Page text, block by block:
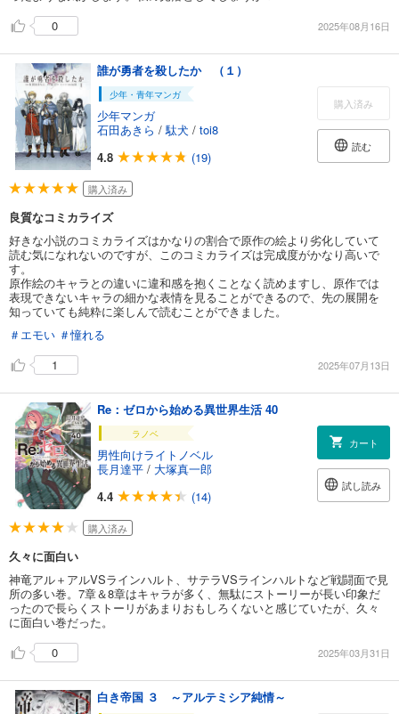
0
2025年08月16日
誰が勇者を殺したか （１）
少年・青年マンガ
少年マンガ
石田あきら /駄犬 / toi8
4.8
(19)
購入済み
読む
購入済み
良質なコミカライズ
好きな小説のコミカライズはかなりの割合で原作の絵より劣化していて
読む気になれないのですが、このコミカライズは完成度がかなり高いで
す。
原作絵のキャラとの違いに違和感を抱くことなく読めますし、原作では
表現できないキャラの細かな表情を見ることができるので、先の展開を
知っていても純粋に楽しんで読むことができました。
＃エモい ＃憧れる
1
2025年07月13日
Re：ゼロから始める異世界生活 40
ラノベ
男性向けライトノベル
長月達平 / 大塚真一郎
4.4
(14)
カート
試し読み
購入済み
久々に面白い
神竜アル＋アルVSラインハルト、サテラVSラインハルトなど戦闘面で見
所の多い巻。7章＆8章はキャラが多く、無駄にストーリーが長い印象だ
ったので長らくストーリがあまりおもしろくないと感じていたが、久々
に面白い巻だった。
0
2025年03月31日
白き帝国 ３ ～アルテミシア純情～